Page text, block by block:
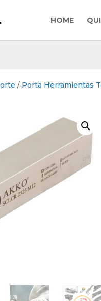
HOME
/ Porta Herramientas